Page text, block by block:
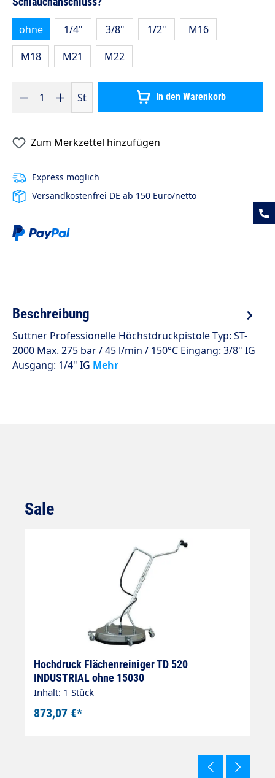
ohne 1/4" 3/8" 1/2"
M16
M18
M21 M22
Produkt Anzahl: Gib den gewünschten Wert ein oder benutze
St In den Warenkorb
Zum Merkzettel hinzufügen
Express möglich
Versandkostenfrei DE ab 150 Euro/netto
Beschreibung
Suttner Professionelle Höchstdruckpistole Typ: ST-
2000 Max. 275 bar / 45 l/min / 150°C Eingang: 3/8" IG
Ausgang: 1/4" IG Mehr
Produktgalerie überspringen
Sale
Hochdruck Flächenreiniger TD 520
INDUSTRIAL ohne 15030
Inhalt: 1 Stück
873,07 €*